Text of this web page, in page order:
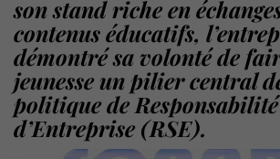
son stand riche en
contenus éducatifs,
démontré sa volonté de
jeunesse un pilier central
politique de
d’Entreprise (RSE).